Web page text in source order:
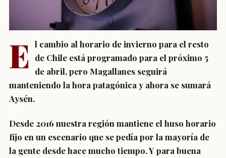
E l cambio al horario de invierno para el resto
de Chile está programado para el próximo 5
de abril, pero Magallanes seguirá
manteniendo la hora patagónica y ahora se sumará
Aysén.
Desde 2016 nuestra región mantiene el huso horario
fijo en un escenario que se pedía por la mayoría de
la gente desde hace mucho tiempo. Y para buena